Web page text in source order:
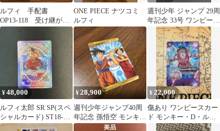
ルフィ 手配書
OP13-118 受け継がれ
る意思
ONE PIECE ナツコミ
ルフィ
週刊少年 ジャンプ 29周
年記念 33号 ワンピース
カード プロモカード 付
¥48,000
ルフィ太郎 SR SP(スペ
シャルカード) ST18-
005
¥28,900
週刊少年ジャンプ40周
年記念 孫悟空 モンキ
ー・D・ルフィ
¥ 22,000
傷あり ワンピースカー
ド モンキー・D・ルフ
ィ EB02-061 SP